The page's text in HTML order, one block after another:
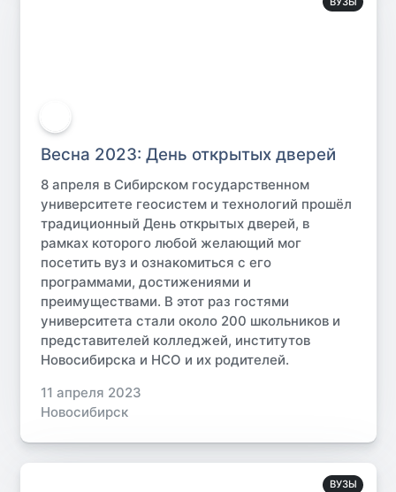
Весна 2023: День открытых дверей
8 апреля в Сибирском государственном
университете геосистем и технологий прошёл
традиционный День открытых дверей, в
рамках которого любой желающий мог
посетить вуз и ознакомиться с его
программами, достижениями и
преимуществами. В этот раз гостями
университета стали около 200 школьников и
представителей колледжей, институтов
Новосибирска и НСО и их родителей.
11 апреля 2023
Новосибирск
ВУЗЫ